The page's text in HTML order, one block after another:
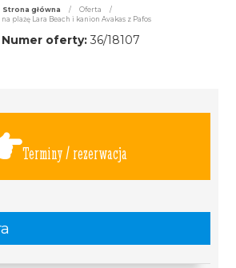
Strona główna / Oferta
/
plażę Lara Beach i kanion Avakas z Pafos
Numer oferty:36/18107
Terminy / rezerwacja